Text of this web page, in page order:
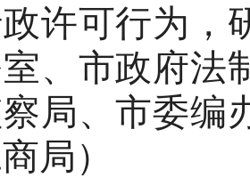
许可行为，
、市政府法
局、市委编
局）